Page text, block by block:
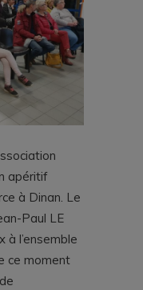
apéritif
à Dinan. Le
Paul LE
l’ensemble
ce moment